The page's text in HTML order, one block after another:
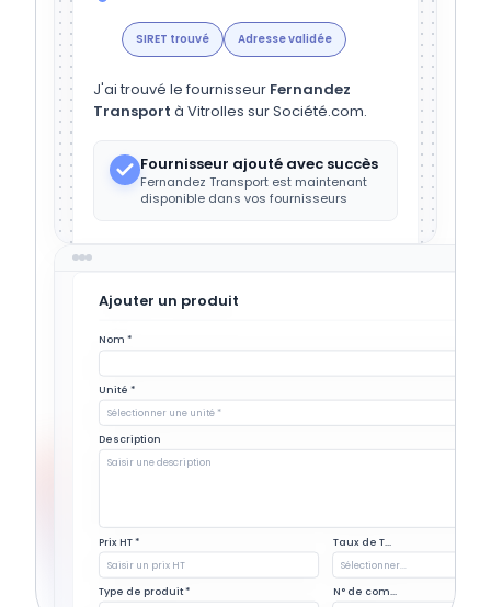
SIRET trouvé Adresse validée
J'ai trouvé le fournisseur Fernandez
Transport à Vitrolles sur Société.com.
Fournisseur ajouté avec succès
Fernandez Transport est maintenant
disponible dans vos fournisseurs
Ajouter un produit
Nom *
Unité *
Sélectionner une unité *
Description
Saisir une description
Prix HT *
Saisir un prix HT
Taux de T...
Sélectionner...
Type de produit *
N° de com...